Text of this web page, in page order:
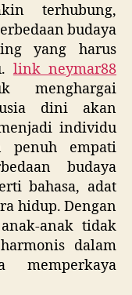
terhubung,
budaya
yang harus
link neymar88
menghargai
dini akan
individu
penuh empati
budaya
bahasa, adat
hidup. Dengan
anak tidak
dalam
memperkaya